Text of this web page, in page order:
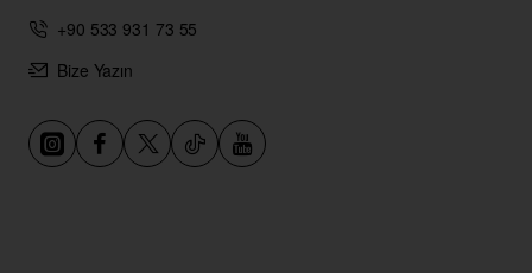
+90 533 931 73 55
Bize Yazın